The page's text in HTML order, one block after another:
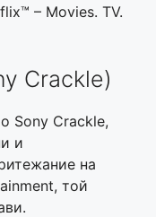
– Movies. TV.
Crackle)
Sony Crackle,
и
на
той